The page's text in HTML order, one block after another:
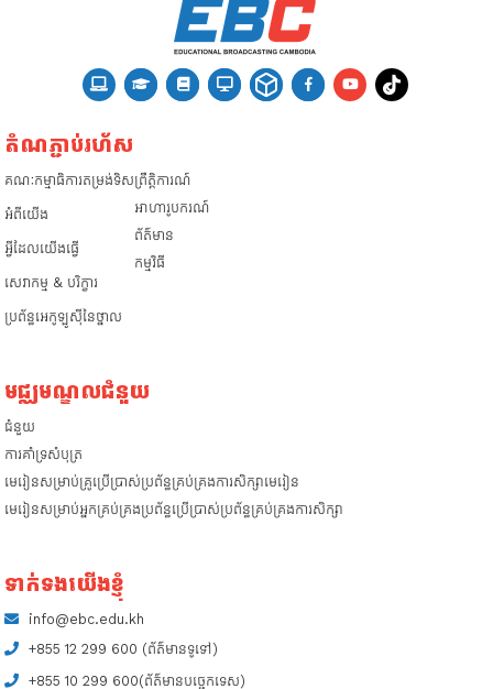
តំណភ្ជាប់រហ័ស
គណៈកម្មាធិការតម្រង់ទិស
អំពី​យើង
អ្វីដែលយើងធ្វើ
សេវាកម្ម & បរិក្ខារ
ប្រព័ន្ធអេកូឡូស៊ីនៃថ្នាល
ព្រឹត្តិការណ៍
អាហារូបករណ៍
ព័ត៌មាន
កម្មវិធី
មជ្ឈមណ្ឌលជំនួយ
ជំនួយ
​ការគាំទ្រសំបុត្រ
មេរៀនសម្រាប់គ្រូប្រើប្រាស់ប្រព័ន្ធគ្រប់គ្រងការសិក្សាមេរៀន
មេរៀនសម្រាប់អ្នកគ្រប់គ្រងប្រព័ន្ធប្រើប្រាស់ប្រព័ន្ធគ្រប់គ្រងការសិក្សា
ទាក់ទង​យើងខ្ញុំ
info@ebc.edu.kh
+855 12 299 600 (ព័ត៌មានទូទៅ)
+855 10 299 600(ព័ត៌មានបច្ចេកទេស)